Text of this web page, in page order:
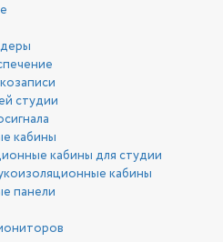
студии
кабины
кабины для студии
кабины
панели